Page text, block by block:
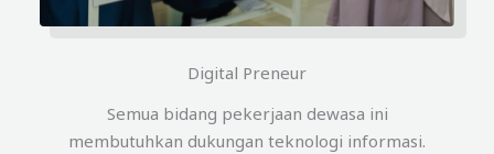
Digital Preneur
Semua bidang pekerjaan dewasa ini
membutuhkan dukungan teknologi informasi.